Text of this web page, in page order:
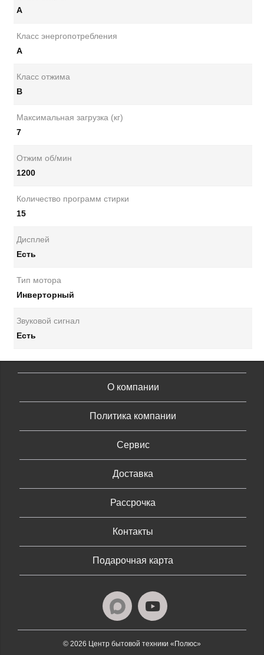
A
Класс энергопотребления
A
Класс отжима
B
Максимальная загрузка (кг)
7
Отжим об/мин
1200
Количество программ стирки
15
Дисплей
Есть
Тип мотора
Инверторный
Звуковой сигнал
Есть
О компании
Политика компании
Сервис
Доставка
Рассрочка
Контакты
Подарочная карта
© 2026 Центр бытовой техники «Полюс»